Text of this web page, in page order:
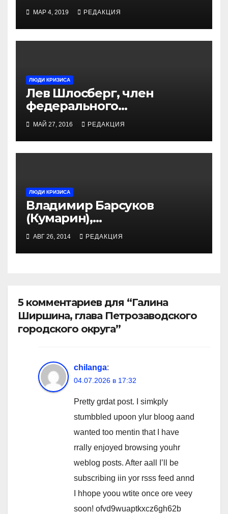
МАР 4, 2019 РЕДАКЦИЯ
ЛЮДИ КРИЗИСА
Лев Шлосберг, член
федерального
Политического комитета
«Яблока»
МАЙ 27, 2016 РЕДАКЦИЯ
ЛЮДИ КРИЗИСА
Владимир Барсуков
(Кумарин),
предприниматель
АВГ 26, 2014 РЕДАКЦИЯ
5 комментариев для “Галина
Ширшина, глава Петрозаводского
городского округа”
chilanga:
04.07.2026 в 17:32
Pretty grdat post. I simkply
stumbbled upoon ylur bloog aand
wanted too mentin that I have
rrally enjoyed browsing youhr
weblog posts. After aall I’ll be
subscribing iin yor rsss feed annd
I hhope yoou wtite once ore veey
soon! ofvd9wuaptkxcz6gh62b